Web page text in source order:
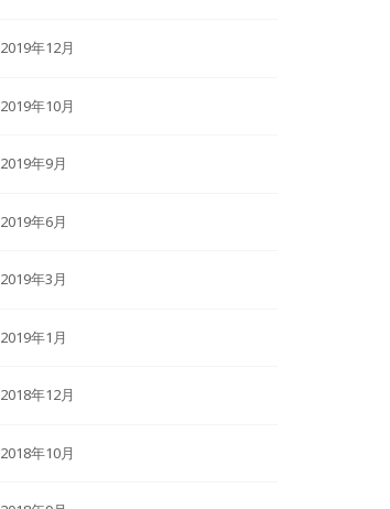
2019年12月
2019年10月
2019年9月
2019年6月
2019年3月
2019年1月
2018年12月
2018年10月